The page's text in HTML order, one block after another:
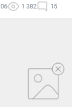
1 382 15